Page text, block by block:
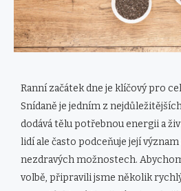
Ranní začátek dne je klíčový pro
Snídaně je jedním z
dodává tělu potřebnou energii a
lidí ale často podceňuje její
nezdravých možnostech.
volbě, připravili jsme několik